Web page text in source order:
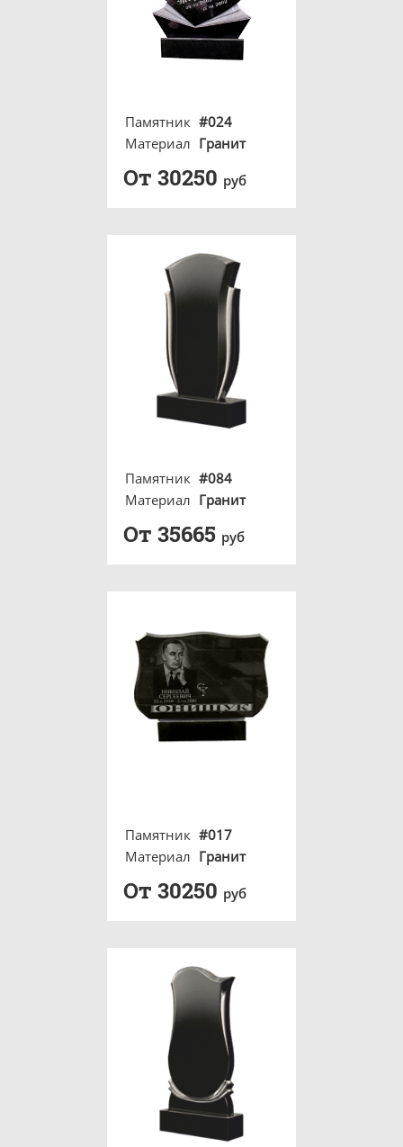
Памятник #024
Материал Гранит
От 30250 руб
Памятник #084
Материал Гранит
От 35665 руб
Памятник #017
Материал Гранит
От 30250 руб